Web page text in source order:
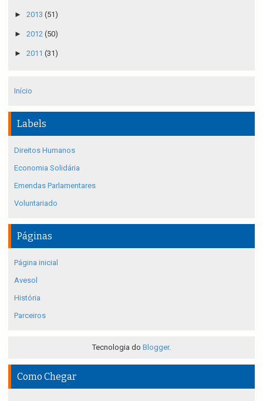
► 2013 (51)
► 2012 (50)
► 2011 (31)
Início
Labels
Direitos Humanos
Economia Solidária
Emendas Parlamentares
Voluntariado
Páginas
Página inicial
Avesol
História
Parceiros
Tecnologia do Blogger.
Como Chegar